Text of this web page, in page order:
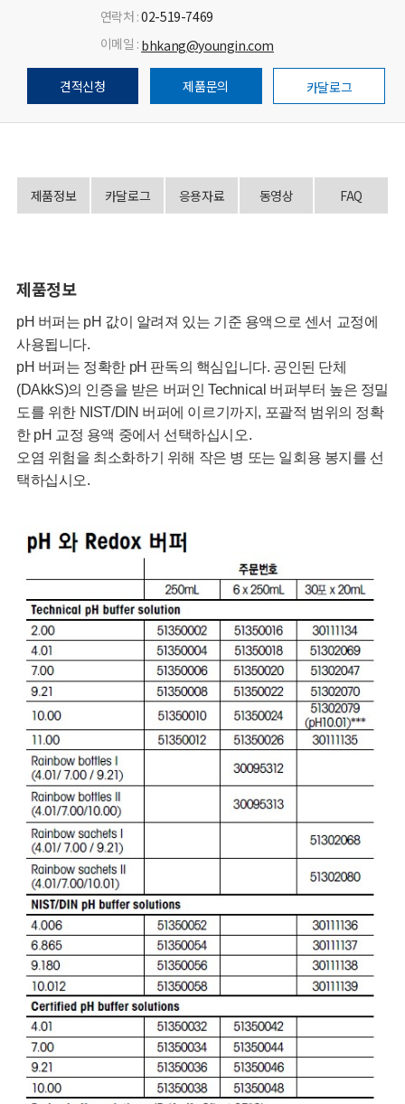
연락처 :02-519-7469
이메일 : bhkang@youngin.com
견적신청 제품문의 카달로그
제품정보 카달로그 응용자료 동영상 FAQ
제품정보
pH 버퍼는 pH 값이 알려져 있는 기준 용액으로 센서 교정에
사용됩니다.
pH 버퍼는 정확한 pH 판독의 핵심입니다. 공인된 단체
(DAkkS)의 인증을 받은 버퍼인 Technical 버퍼부터 높은 정밀
도를 위한 NIST/DIN 버퍼에 이르기까지, 포괄적 범위의 정확
한 pH 교정 용액 중에서 선택하십시오.
오염 위험을 최소화하기 위해 작은 병 또는 일회용 봉지를 선
택하십시오.